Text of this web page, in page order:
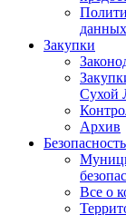
данных
Закупки
Сухой
Архив
Безопасность
Все о